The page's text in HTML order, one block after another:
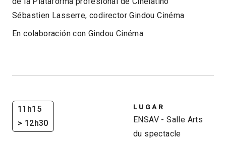
Sébastien Lasserre, codirector Gindou Cinéma
En colaboración con Gindou Cinéma
LUGAR
ENSAV - Salle Arts
du spectacle
11h15
> 12h30